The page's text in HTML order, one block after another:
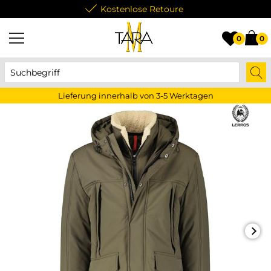
Kostenlose Retoure
0 0
Lieferung innerhalb von 3-5 Werktagen